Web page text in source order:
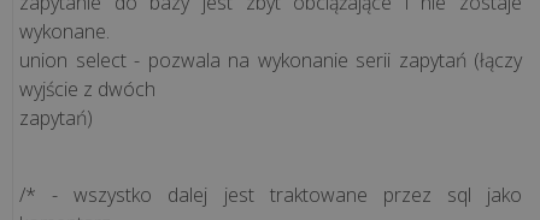
technologią
zapanować
nad
cyfrowym...
Nie
wykonane.
union select - pozwala na wykonanie serii zapytań (łączy
wyjście z dwóch
zapytań)
/* - wszystko dalej jest traktowane przez sql jako